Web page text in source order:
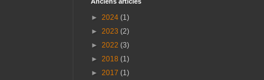
► 2024 (1)
► 2023 (2)
► 2022 (3)
► 2018 (1)
► 2017 (1)